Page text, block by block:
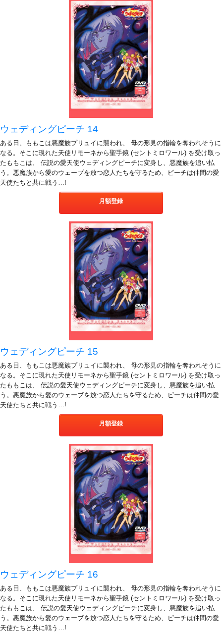
ウェディングピーチ 14
ある日、ももこは悪魔族プリュイに襲われ、 母の形見の指輪を奪われそうに
なる。そこに現れた天使リモーネから聖手鏡 (セントミロワール) を受け取っ
たももこは、 伝説の愛天使ウェディングピーチに変身し、悪魔族を追い払
う。悪魔族から愛のウェーブを放つ恋人たちを守るため、ピーチは仲間の愛
天使たちと共に戦う…!
月額登録
ウェディングピーチ 15
ある日、ももこは悪魔族プリュイに襲われ、 母の形見の指輪を奪われそうに
なる。そこに現れた天使リモーネから聖手鏡 (セントミロワール) を受け取っ
たももこは、 伝説の愛天使ウェディングピーチに変身し、悪魔族を追い払
う。悪魔族から愛のウェーブを放つ恋人たちを守るため、ピーチは仲間の愛
天使たちと共に戦う…!
月額登録
ウェディングピーチ 16
ある日、ももこは悪魔族プリュイに襲われ、 母の形見の指輪を奪われそうに
なる。そこに現れた天使リモーネから聖手鏡 (セントミロワール) を受け取っ
たももこは、 伝説の愛天使ウェディングピーチに変身し、悪魔族を追い払
う。悪魔族から愛のウェーブを放つ恋人たちを守るため、ピーチは仲間の愛
天使たちと共に戦う…!